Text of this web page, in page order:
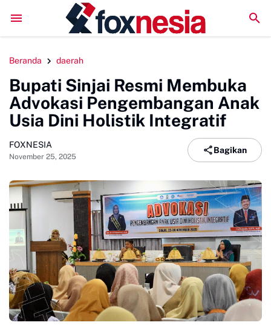
LPM Penalaran UNM Gelar Sidang Pleno, Evaluasi Kinerja
Beranda daerah
Bupati Sinjai Resmi Membuka
Advokasi Pengembangan Anak
Usia Dini Holistik Integratif
FOXNESIA
November 25, 2025
Bagikan